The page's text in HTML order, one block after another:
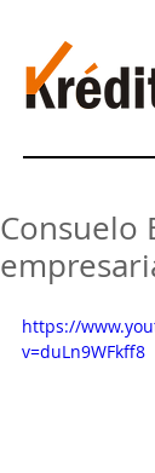
Consuelo
https://
v=duLn9WFkff8